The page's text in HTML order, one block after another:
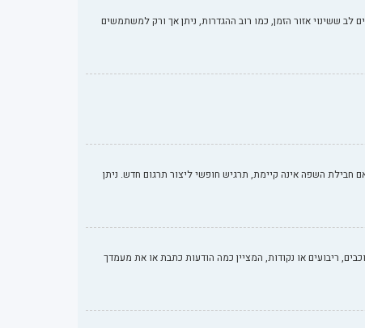
לב ששינוי אזור הזמן, כמו רוב ההגדרות, ניתן אך ורק למשתמשים
השפה אינה קיימת, תרגיש חופשי ליצור תרגום חדש. ניתן
ריבועים או נקודות, המציין כמה הודעות כתבת או את מעמדך